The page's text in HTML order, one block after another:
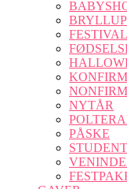
BRYLLUP
FESTIVAL
NYTÅR
PÅSKE